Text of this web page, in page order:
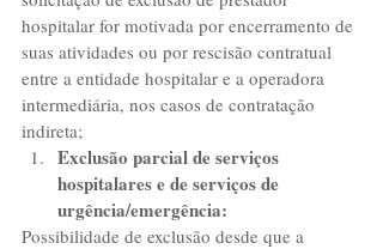
hospitalar for motivada por encerramento de
suas atividades ou por rescisão contratual
entre a entidade hospitalar e a operadora
intermediária, nos casos de contratação
indireta;
Exclusão parcial de serviços
hospitalares e de serviços de
urgência/emergência:
Possibilidade de exclusão desde que a